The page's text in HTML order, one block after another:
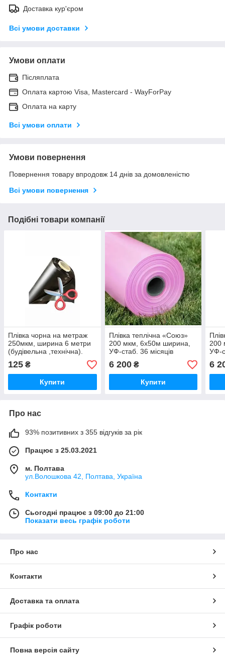
Доставка кур'єром
Всі умови доставки
Умови оплати
Післяплата
Оплата картою Visa, Mastercard - WayForPay
Оплата на карту
Всі умови оплати
Умови повернення
Повернення товару впродовж 14 днів за домовленістю
Всі умови повернення
Подібні товари компанії
Плівка чорна на метраж
250мкм, ширина 6 метри
(будівельна ,технічна).
125 ₴
Купити
Плівка теплічна «Союз»
200 мкм, 6х50м ширина,
УФ-стаб. 36 місяців
(Рожева)
6 200₴
Купити
200
УФ-
6
Про нас
93% позитивних з 355 відгуків за рік
Працює з 25.03.2021
м. Полтава
ул.Волошкова 42, Полтава, Україна
Контакти
Сьогодні працює з 09:00 до 21:00
Показати весь графік роботи
Про нас
Контакти
Доставка та оплата
Графік роботи
Повна версія сайту